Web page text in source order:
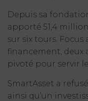
Depuis sa
apporté 51,4
sur six tours.
financement, deux
pivoté pour servir
SmartAsset a
ainsi qu’un